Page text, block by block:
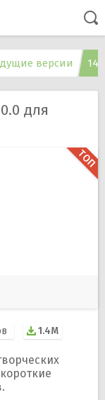
версии
для
1.4M